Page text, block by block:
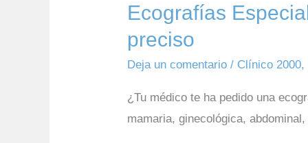
Ecografías
preciso
Deja un comentario / Clínico 2000,
¿Tu médico te ha pedido una
mamaria, ginecológica,